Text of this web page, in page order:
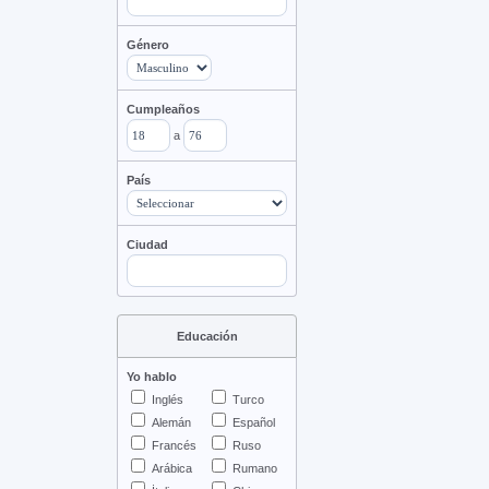
Género
Cumpleaños
a
País
Ciudad
Educación
Yo hablo
Inglés
Turco
Alemán
Español
Francés
Ruso
Arábica
Rumano